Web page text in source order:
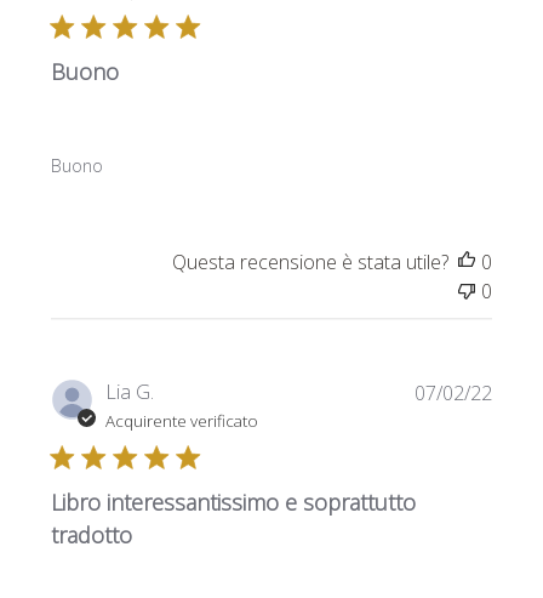
Buono
Buono
Questa recensione è stata utile?
0
0
Lia G.
Acquirente verificato
Libro interessantissimo e soprattutto
tradotto
07/02/22